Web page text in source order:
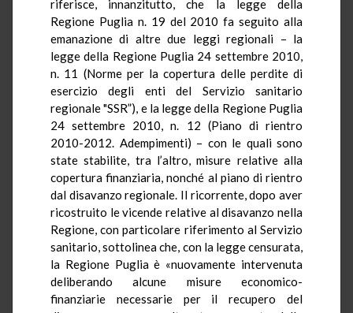
riferisce, innanzitutto, che la legge della
Regione Puglia n. 19 del 2010 fa seguito alla
emanazione di altre due leggi regionali – la
legge della Regione Puglia 24 settembre 2010,
n. 11 (Norme per la copertura delle perdite di
esercizio degli enti del Servizio sanitario
regionale "SSR”), e la legge della Regione Puglia
24 settembre 2010, n. 12 (Piano di rientro
2010-2012. Adempimenti) – con le quali sono
state stabilite, tra l’altro, misure relative alla
copertura finanziaria, nonché al piano di rientro
dal disavanzo regionale. Il ricorrente, dopo aver
ricostruito le vicende relative al disavanzo nella
Regione, con particolare riferimento al Servizio
sanitario, sottolinea che, con la legge censurata,
la Regione Puglia è «nuovamente intervenuta
deliberando alcune misure economico-
finanziarie necessarie per il recupero del